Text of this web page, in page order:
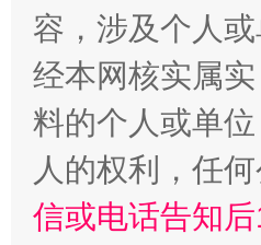
“蜀中异人”王建安的艺
容，涉及个人
经本网核实属
料的个人或单
人的权利，任
信或电话告知